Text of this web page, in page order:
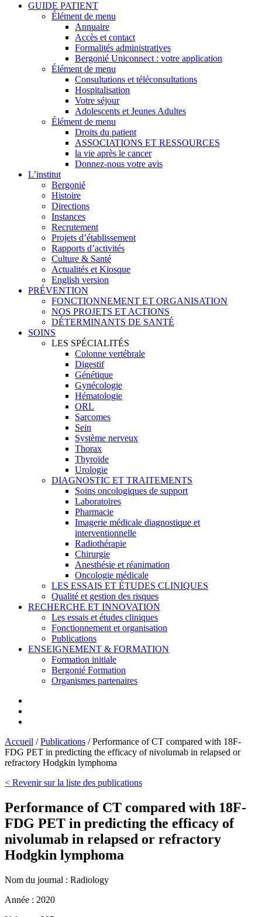
GUIDE PATIENT
Élément de menu
Annuaire
Accès et contact
Formalités administratives
Bergonié Uniconnect : votre application
Élément de menu
Consultations et téléconsultations
Hospitalisation
Votre séjour
Adolescents et Jeunes Adultes
Élément de menu
Droits du patient
ASSOCIATIONS ET RESSOURCES
la vie après le cancer
Donnez-nous votre avis
L’institut
Bergonié
Histoire
Directions
Instances
Recrutement
Projets d’établissement
Rapports d’activités
Culture & Santé
Actualités et Kiosque
English version
PRÉVENTION
FONCTIONNEMENT ET ORGANISATION
NOS PROJETS ET ACTIONS
DÉTERMINANTS DE SANTÉ
SOINS
LES SPÉCIALITÉS
Colonne vertébrale
Digestif
Génétique
Gynécologie
Hématologie
ORL
Sarcomes
Sein
Système nerveux
Thorax
Thyroïde
Urologie
DIAGNOSTIC ET TRAITEMENTS
Soins oncologiques de support
Laboratoires
Pharmacie
Imagerie médicale diagnostique et
interventionnelle
Radiothérapie
Chirurgie
Anesthésie et réanimation
Oncologie médicale
LES ESSAIS ET ÉTUDES CLINIQUES
Qualité et gestion des risques
RECHERCHE ET INNOVATION
Les essais et études cliniques
Fonctionnement et organisation
Publications
ENSEIGNEMENT & FORMATION
Formation initiale
Bergonié Formation
Organismes partenaires
Accueil /Publications /Performance of CT compared with 18F-
FDG PET in predicting the efficacy of nivolumab in relapsed or
refractory Hodgkin lymphoma
< Revenir sur la liste des publications
Performance of CT compared with 18F-
FDG PET in predicting the efficacy of
nivolumab in relapsed or refractory
Hodgkin lymphoma
Nom du journal : Radiology
Année : 2020